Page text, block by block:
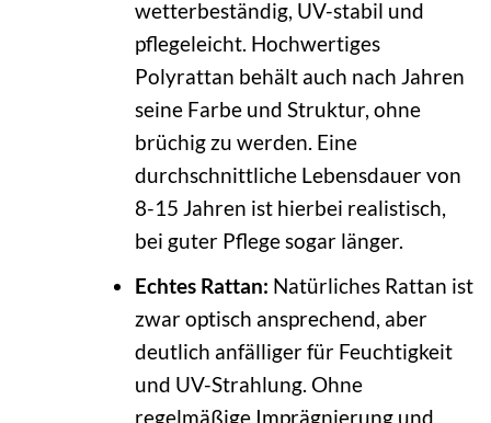
wetterbeständig, UV-stabil und
pflegeleicht. Hochwertiges
Polyrattan behält auch nach Jahren
seine Farbe und Struktur, ohne
brüchig zu werden. Eine
durchschnittliche Lebensdauer von
8-15 Jahren ist hierbei realistisch,
bei guter Pflege sogar länger.
Echtes Rattan: Natürliches Rattan ist
zwar optisch ansprechend, aber
deutlich anfälliger für Feuchtigkeit
und UV-Strahlung. Ohne
regelmäßige Imprägnierung und